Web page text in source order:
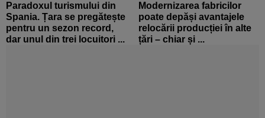
Paradoxul turismului din
Spania. Țara se pregătește
pentru un sezon record,
dar unul din trei locuitori ...
Modernizarea fabricilor
poate depăși avantajele
relocării producției în alte
țări – chiar și ...